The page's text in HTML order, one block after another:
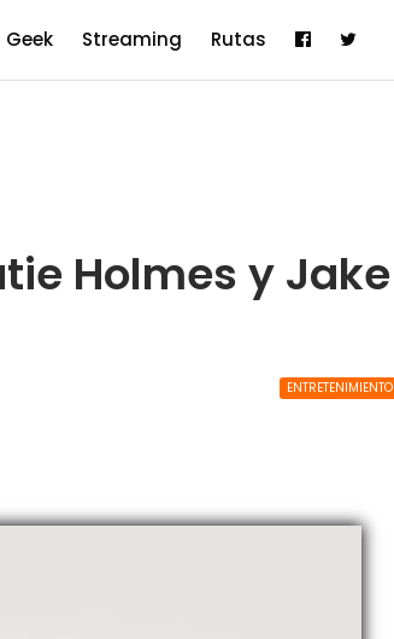
Geek Streaming Rutas
Holmes y Jake
ENTRETENIMIENTO